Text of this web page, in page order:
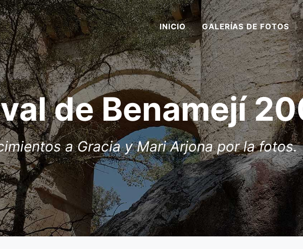
INICIO GALERÍAS DE FOTOS
de Benamejí
a Gracia y Mari Arjona por la fotos.